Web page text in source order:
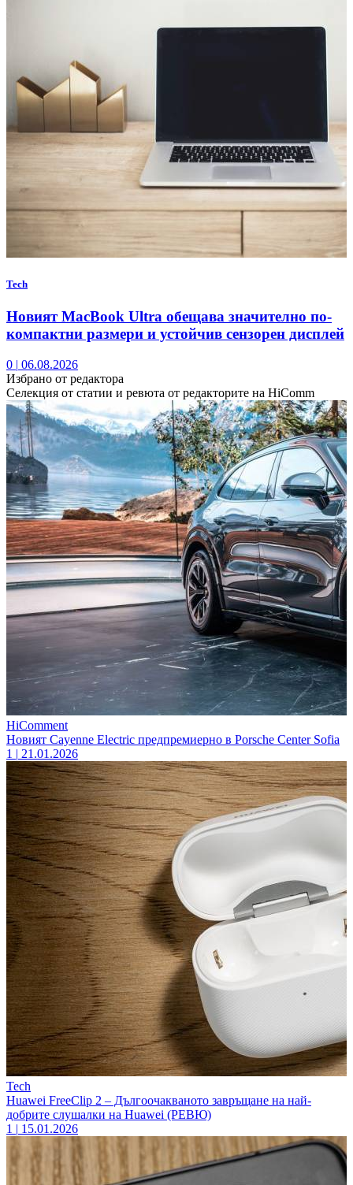
Tech
Новият MacBook Ultra обещава значително по-
компактни размери и устойчив сензорен дисплей
0 | 06.08.2026
Избрано от редактора
Селекция от статии и ревюта от редакторите на HiComm
HiComment
Новият Cayenne Electric предпремиерно в Porsche Center Sofia
1 | 21.01.2026
Tech
Huawei FreeClip 2 – Дългоочакваното завръщане на най-
добрите слушалки на Huawei (РЕВЮ)
1 | 15.01.2026